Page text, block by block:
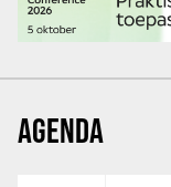
AGENDA